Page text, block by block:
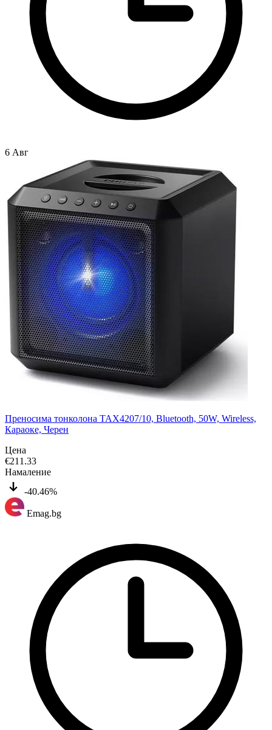
6 Авг
Преносима тонколона TAX4207/10, Bluetooth, 50W, Wireless,
Караоке, Черен
Цена
€211.33
Намаление
-40.46%
Emag.bg